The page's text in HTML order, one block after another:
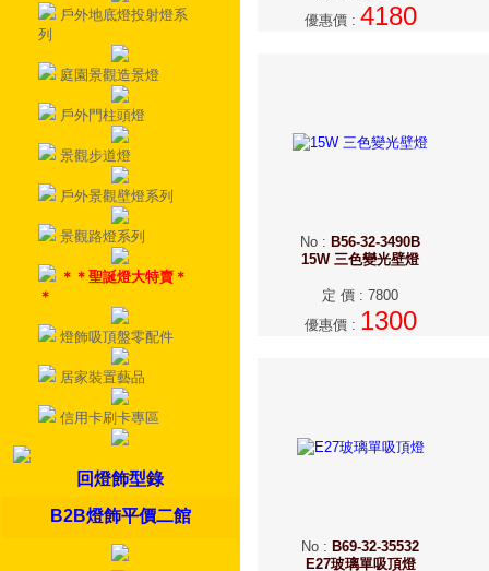
戶外地底燈投射燈系
列
庭園景觀造景燈
戶外門柱頭燈
景觀步道燈
戶外景觀壁燈系列
景觀路燈系列
＊＊聖誕燈大特賣＊
＊
燈飾吸頂盤零配件
居家裝置藝品
信用卡刷卡專區
回燈飾型錄
B2B燈飾平價二館
優惠價: 4180
No : B56-32-3490B
15W 三色變光壁燈
定 價 : 7800
優惠價: 1300
No : B69-32-35532
E27玻璃單吸頂燈